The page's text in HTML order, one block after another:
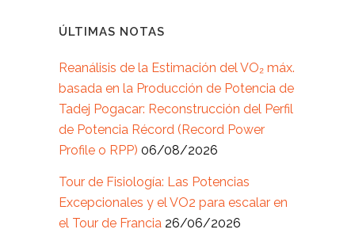
ÚLTIMAS NOTAS
Reanálisis de la Estimación del VO₂ máx.
basada en la Producción de Potencia de
Tadej Pogacar: Reconstrucción del Perfil
de Potencia Récord (Record Power
Profile o RPP) 06/08/2026
Tour de Fisiología: Las Potencias
Excepcionales y el VO2 para escalar en
el Tour de Francia 26/06/2026